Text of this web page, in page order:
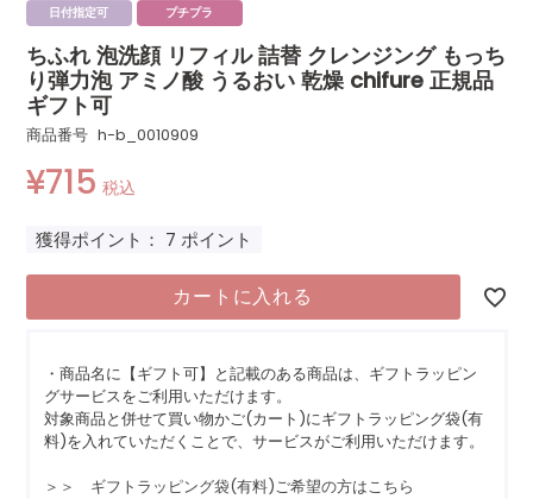
日付指定可 プチプラ
ちふれ 泡洗顔 リフィル 詰替 クレンジング もっち
り弾力泡 アミノ酸 うるおい 乾燥 chifure 正規品
ギフト可
商品番号 h-b_0010909
¥715 税込
獲得ポイント： 7 ポイント
カートに入れる
・商品名に【ギフト可】と記載のある商品は、ギフトラッピン
グサービスをご利用いただけます。
対象商品と併せて買い物かご(カート)にギフトラッピング袋(有
料)を入れていただくことで、サービスがご利用いただけます。
＞＞ ギフトラッピング袋(有料)ご希望の方はこちら